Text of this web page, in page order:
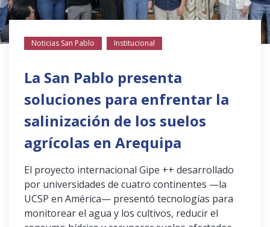
Noticias San Pablo Institucional
La San Pablo presenta
soluciones para enfrentar la
salinización de los suelos
agrícolas en Arequipa
El proyecto internacional Gipe ++ desarrollado
por universidades de cuatro continentes —la
UCSP en América— presentó tecnologías para
monitorear el agua y los cultivos, reducir el